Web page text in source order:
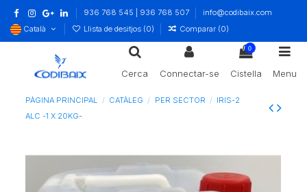
936 768 545 | 936 768 507
info@codibaix.com
Català
Llista de desitjos (0) Comparar (0)
Cerca Connectar-se
0
Cistella Menu
PÀGINA PRINCIPAL CATÀLEG PER SECTOR
IRIS-2
ALC -1 X 20KG-